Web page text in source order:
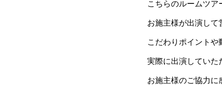
こちらのルームツ
お施主様が出演して
こだわりポイント
実際に出演していた
お施主様のご協力に